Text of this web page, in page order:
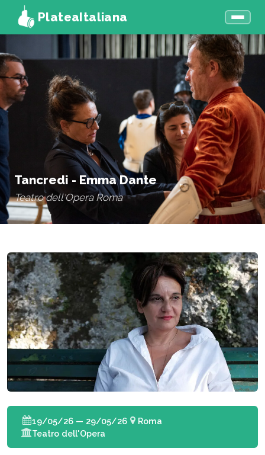
PlateaItaliana
Tancredi - Emma Dante
Teatro dell'Opera Roma
19/05/26 — 29/05/26
Roma
Teatro dell'Opera